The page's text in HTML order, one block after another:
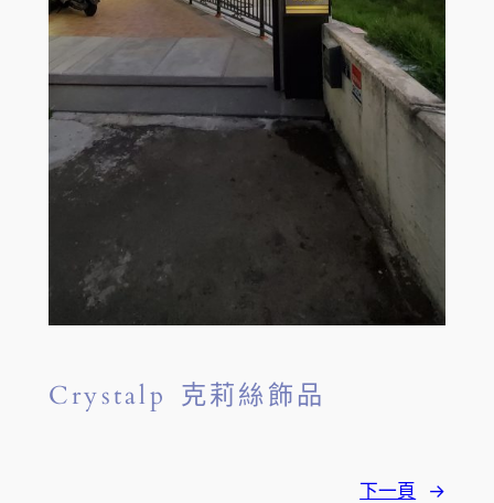
Crystalp 克莉絲飾品
下一頁 →